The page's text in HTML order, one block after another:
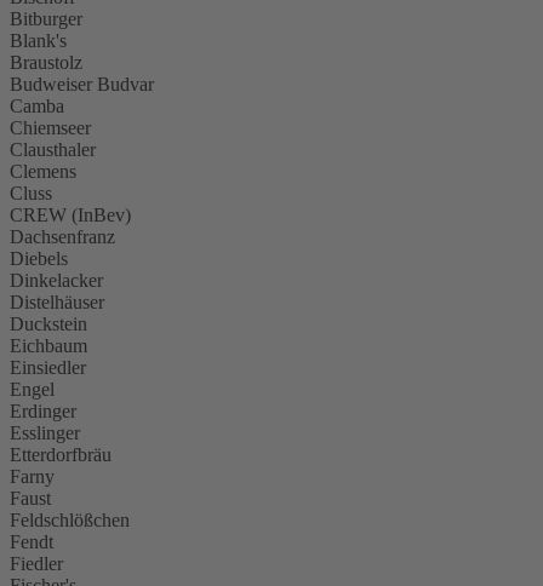
Bitburger
Blank's
Braustolz
Budweiser Budvar
Camba
Chiemseer
Clausthaler
Clemens
Cluss
CREW (InBev)
Dachsenfranz
Diebels
Dinkelacker
Distelhäuser
Duckstein
Eichbaum
Einsiedler
Engel
Erdinger
Esslinger
Etterdorfbräu
Farny
Faust
Feldschlößchen
Fendt
Fiedler